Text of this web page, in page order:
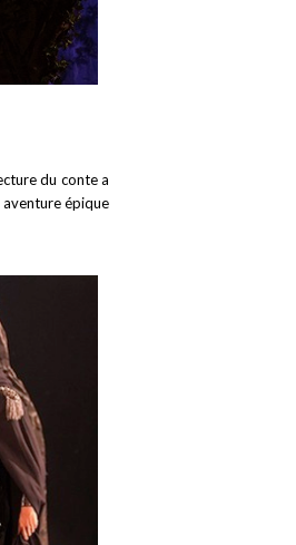
du conte a
épique